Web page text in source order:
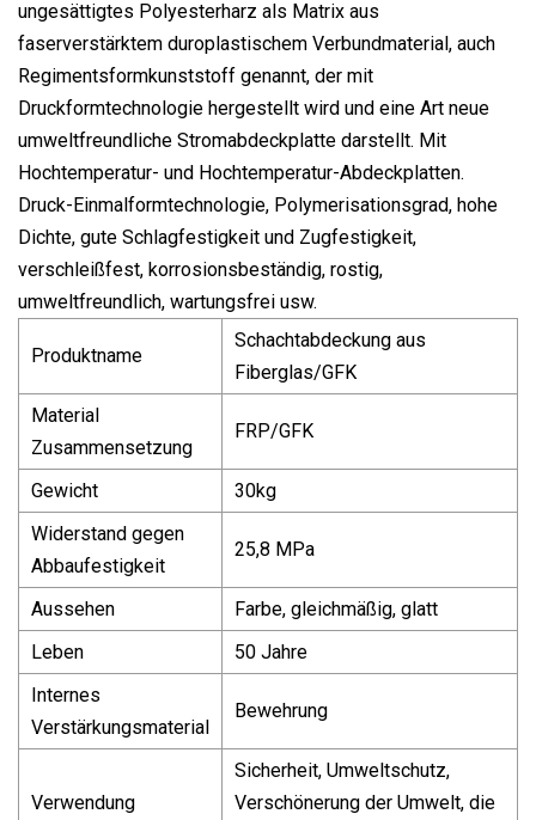
ungesättigtes Polyesterharz als Matrix aus
faserverstärktem duroplastischem Verbundmaterial, auch
Regimentsformkunststoff genannt, der mit
Druckformtechnologie hergestellt wird und eine Art neue
umweltfreundliche Stromabdeckplatte darstellt. Mit
Hochtemperatur- und Hochtemperatur-Abdeckplatten.
Druck-Einmalformtechnologie, Polymerisationsgrad, hohe
Dichte, gute Schlagfestigkeit und Zugfestigkeit,
verschleißfest, korrosionsbeständig, rostig,
umweltfreundlich, wartungsfrei usw.
Produktname
Schachtabdeckung aus
Fiberglas/GFK
Material
Zusammensetzung
FRP/GFK
Gewicht
30kg
Widerstand gegen
Abbaufestigkeit
25,8 MPa
Aussehen
Farbe, gleichmäßig, glatt
Leben
50 Jahre
Internes
Verstärkungsmaterial
Bewehrung
Verwendung
Sicherheit, Umweltschutz,
Verschönerung der Umwelt, die